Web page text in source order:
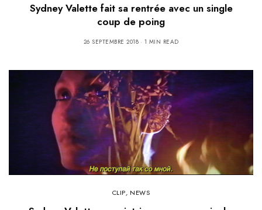
Sydney Valette fait sa rentrée avec un single
coup de poing
26 SEPTEMBRE 2018 1 MIN READ
CLIP, NEWS